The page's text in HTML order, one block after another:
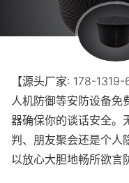
【源头厂家: 178-
人机防御等安防设备免
器确保你的谈话安全。
判、朋友聚会还是个人
以放心大胆地畅所欲言